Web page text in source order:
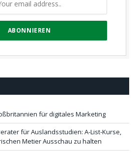
für digitales Marketing
für Auslandsstudien: A-List-Kurse,
Metier Ausschau zu halten